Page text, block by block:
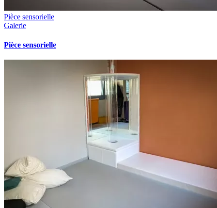
Pièce sensorielle
Galerie
Pièce sensorielle